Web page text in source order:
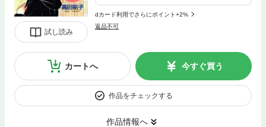
試し読み
dカード利用でさらにポイント+2%
返品不可
カートへ 今すぐ買う
作品をチェックする
作品情報へ